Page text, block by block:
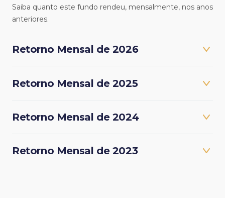
Saiba quanto este fundo rendeu, mensalmente, nos anos
anteriores.
Retorno Mensal de 2026
Retorno Mensal de 2025
Retorno Mensal de 2024
Retorno Mensal de 2023